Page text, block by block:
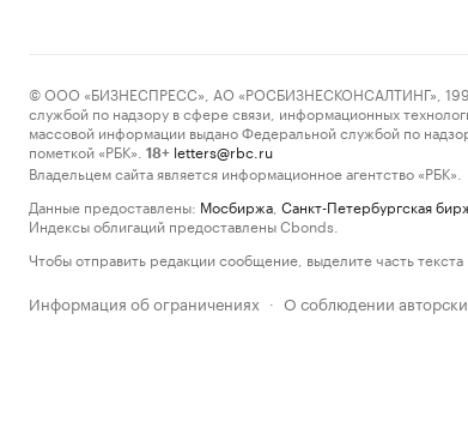
© ООО «БИЗНЕСПРЕСС», АО «РОСБИЗНЕСКОНСАЛТИНГ»,
службой по надзору в сфере связи, информационных
массовой информации выдано Федеральной службой по
пометкой «РБК».
18+ letters@rbc.ru
Владельцем сайта является информационное агентство «РБК».
Данные предоставлены: Мосбиржа Санкт-Петербургская
Индексы облигаций предоставлены Cbonds.
Чтобы отправить редакции сообщение, выделите часть
Информация об ограничениях · О соблюдении